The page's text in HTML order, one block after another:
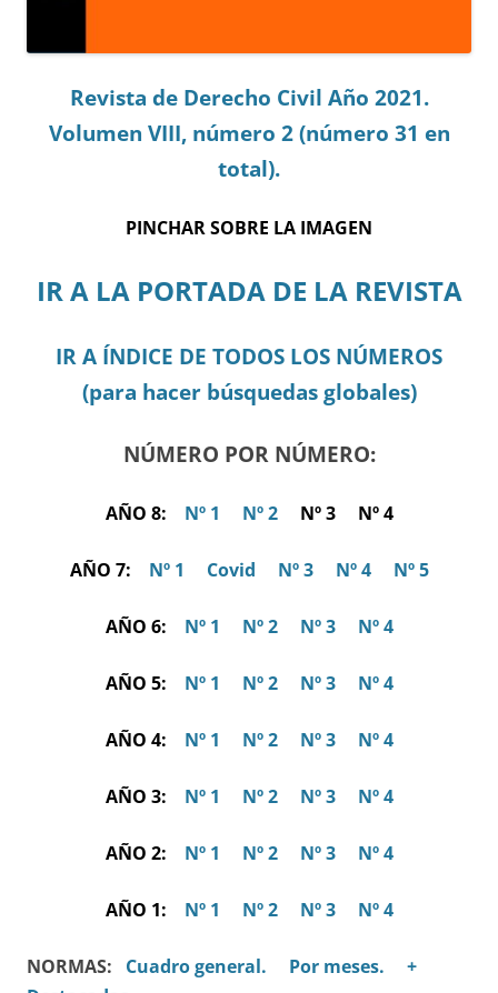
Revista de Derecho Civil Año 2021.
Volumen VIII, número 2 (número 31 en
total).
PINCHAR SOBRE LA IMAGEN
IR A LA PORTADA DE LA REVISTA
IR A ÍNDICE DE TODOS LOS NÚMEROS
(para hacer búsquedas globales)
NÚMERO POR NÚMERO:
AÑO 8: Nº 1 Nº 2Nº 3 Nº 4
AÑO 7: Nº 1 Covid Nº 3 Nº 4 Nº 5
AÑO 6: Nº 1 Nº 2 Nº 3 Nº 4
AÑO 5: Nº 1 Nº 2 Nº 3 Nº 4
AÑO 4: Nº 1 Nº 2 Nº 3 Nº 4
AÑO 3: Nº 1 Nº 2 Nº 3 Nº 4
AÑO 2: Nº 1 Nº 2 Nº 3 Nº 4
AÑO 1: Nº 1 Nº 2 Nº 3 Nº 4
NORMAS: Cuadro general. Por meses.
+